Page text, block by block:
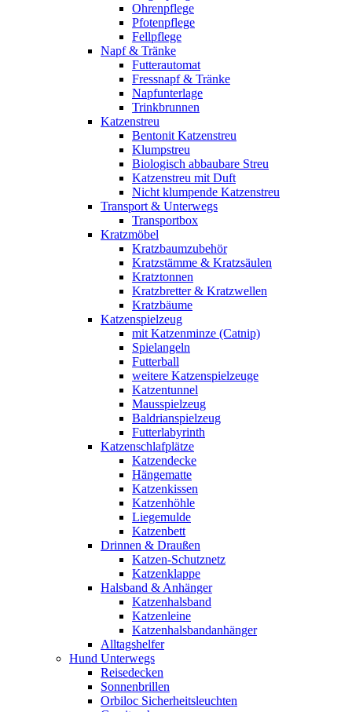
Ohrenpflege
Pfotenpflege
Fellpflege
Napf & Tränke
Futterautomat
Fressnapf & Tränke
Napfunterlage
Trinkbrunnen
Katzenstreu
Bentonit Katzenstreu
Klumpstreu
Biologisch abbaubare Streu
Katzenstreu mit Duft
Nicht klumpende Katzenstreu
Transport & Unterwegs
Transportbox
Kratzmöbel
Kratzbaumzubehör
Kratzstämme & Kratzsäulen
Kratztonnen
Kratzbretter & Kratzwellen
Kratzbäume
Katzenspielzeug
mit Katzenminze (Catnip)
Spielangeln
Futterball
weitere Katzenspielzeuge
Katzentunnel
Mausspielzeug
Baldrianspielzeug
Futterlabyrinth
Katzenschlafplätze
Katzendecke
Hängematte
Katzenkissen
Katzenhöhle
Liegemulde
Katzenbett
Drinnen & Draußen
Katzen-Schutznetz
Katzenklappe
Halsband & Anhänger
Katzenhalsband
Katzenleine
Katzenhalsbandanhänger
Alltagshelfer
Hund Unterwegs
Reisedecken
Sonnenbrillen
Orbiloc Sicherheitsleuchten